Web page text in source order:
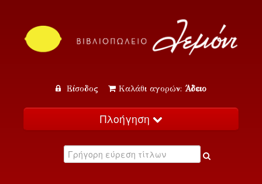
Είσοδος Καλάθι αγορών: Άδειο
Πλοήγηση
Κατάλογος